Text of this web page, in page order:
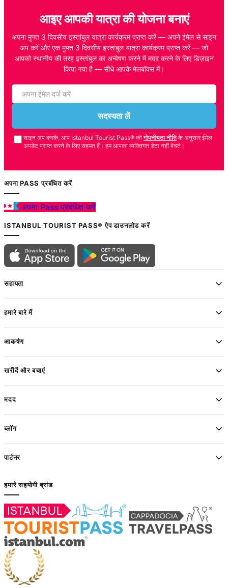
आइए आपकी यात्रा की योजना बनाएं
अपना मुफ्त 3 दिवसीय इस्तांबुल यात्रा कार्यक्रम प्राप्त करें — अपने ईमेल से साइन
अप करें और एक मुफ्त 3 दिवसीय इस्तांबुल यात्रा कार्यक्रम प्राप्त करें — जो
आपको स्थानीय की तरह इस्तांबुल का अन्वेषण करने में मदद करने के लिए डिज़ाइन
किया गया है — सीधे आपके मेलबॉक्स में।
सदस्यता लें
साइन अप करके, आप Istanbul Tourist Pass® की गोपनीयता नीतिके अनुसार ईमेल
अपडेट प्राप्त करने के लिए सहमत हैं। हम आपका व्यक्तिगत डेटा नहीं बेचते।
अपना PASS प्रबंधित करें
अपना Pass प्रबंधित करें
ISTANBUL TOURIST PASS® ऐप डाउनलोड करें
सहायता
हमारे बारे में
आकर्षण
खरीदें और बचाएं
मदद
ब्लॉग
पार्टनर
हमारे सहयोगी ब्रांड